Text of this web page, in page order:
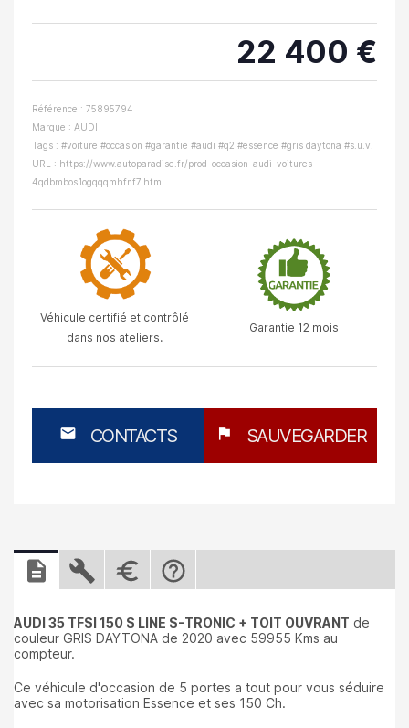
22 400 €
Référence : 75895794
Marque : AUDI
Tags : #voiture #occasion #garantie #audi #q2 #essence #gris daytona #s.u.v.
URL : https://www.autoparadise.fr/prod-occasion-audi-voitures-
4qdbmbos1ogqqqmhfnf7.html
Véhicule certifié et contrôlé
dans nos ateliers.
Garantie 12 mois
mail CONTACTS flag SAUVEGARDER
AUDI 35 TFSI 150 S LINE S-TRONIC + TOIT OUVRANT de
couleur GRIS DAYTONA de 2020 avec 59955 Kms au
compteur.
Ce véhicule d'occasion de 5 portes a tout pour vous séduire
avec sa motorisation Essence et ses 150 Ch.